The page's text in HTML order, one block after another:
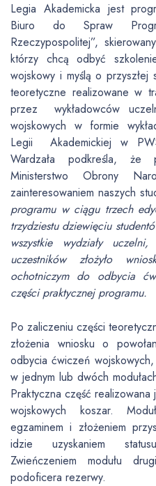
Legia Akademicka jest
Biuro do Spraw
Rzeczypospolitej”,
którzy chcą odbyć
wojskowy i myślą o
teoretyczne realizowane w
przez wykładowców
wojskowych w formie
Legii Akademickiej w
Wardzała podkreśla, że
Ministerstwo Obrony
zainteresowaniem naszych
programu w ciągu trzech
trzydziestu dziewięciu
wszystkie wydziały
uczestników złożyło
ochotniczym do odbycia
części praktycznej programu.
Po zaliczeniu części
złożenia wniosku o
odbycia ćwiczeń
w jednym lub dwóch
Praktyczna część
wojskowych koszar.
egzaminem i złożeniem
idzie uzyskaniem
Zwieńczeniem modułu
podoficera rezerwy.